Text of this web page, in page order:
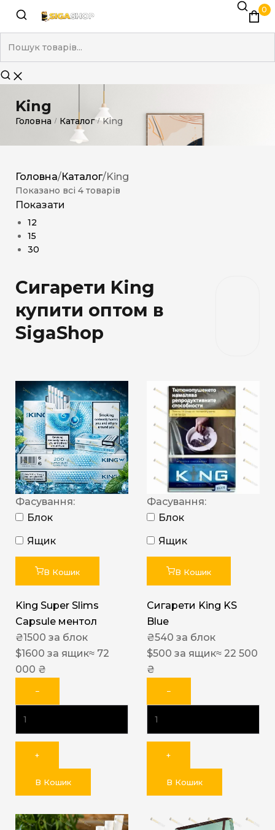
0
King
Головна / Каталог / King
Головна/Каталог/King
Показано всі 4 товарів
Показати
12
15
30
Сигарети King
купити оптом в
SigaShop
Фасування:
Блок
Ящик
В Кошик
King Super Slims
Capsule ментол
₴1500 за блок
$1600 за ящик≈ 72
000 ₴
−
+
В Кошик
Фасування:
Блок
Ящик
В Кошик
Сигарети King KS
Blue
₴540 за блок
$500 за ящик≈ 22 500
₴
−
+
В Кошик